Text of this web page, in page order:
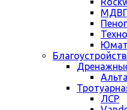
МДВП
ЛСР